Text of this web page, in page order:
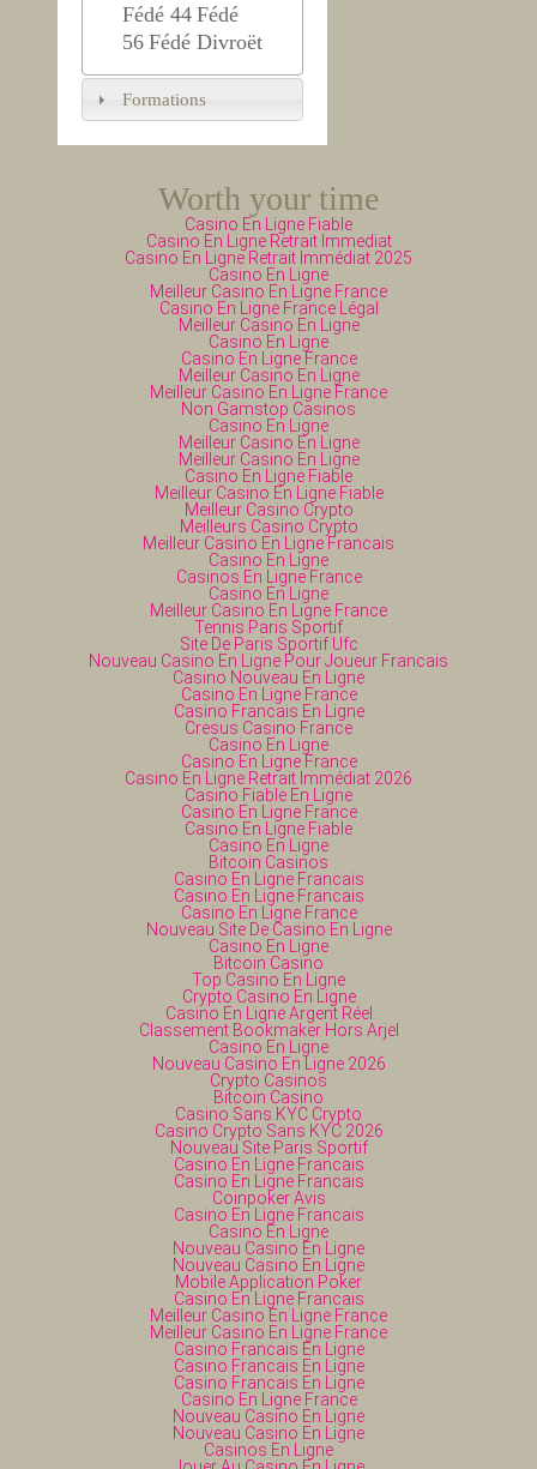
Fédé 44 Fédé
56 Fédé Divroët
Formations
Worth your time
Casino En Ligne Fiable
Casino En Ligne Retrait Immediat
Casino En Ligne Retrait Immédiat 2025
Casino En Ligne
Meilleur Casino En Ligne France
Casino En Ligne France Légal
Meilleur Casino En Ligne
Casino En Ligne
Casino En Ligne France
Meilleur Casino En Ligne
Meilleur Casino En Ligne France
Non Gamstop Casinos
Casino En Ligne
Meilleur Casino En Ligne
Meilleur Casino En Ligne
Casino En Ligne Fiable
Meilleur Casino En Ligne Fiable
Meilleur Casino Crypto
Meilleurs Casino Crypto
Meilleur Casino En Ligne Francais
Casino En Ligne
Casinos En Ligne France
Casino En Ligne
Meilleur Casino En Ligne France
Tennis Paris Sportif
Site De Paris Sportif Ufc
Nouveau Casino En Ligne Pour Joueur Francais
Casino Nouveau En Ligne
Casino En Ligne France
Casino Francais En Ligne
Cresus Casino France
Casino En Ligne
Casino En Ligne France
Casino En Ligne Retrait Immédiat 2026
Casino Fiable En Ligne
Casino En Ligne France
Casino En Ligne Fiable
Casino En Ligne
Bitcoin Casinos
Casino En Ligne Francais
Casino En Ligne Francais
Casino En Ligne France
Nouveau Site De Casino En Ligne
Casino En Ligne
Bitcoin Casino
Top Casino En Ligne
Crypto Casino En Ligne
Casino En Ligne Argent Réel
Classement Bookmaker Hors Arjel
Casino En Ligne
Nouveau Casino En Ligne 2026
Crypto Casinos
Bitcoin Casino
Casino Sans KYC Crypto
Casino Crypto Sans KYC 2026
Nouveau Site Paris Sportif
Casino En Ligne Francais
Casino En Ligne Francais
Coinpoker Avis
Casino En Ligne Francais
Casino En Ligne
Nouveau Casino En Ligne
Nouveau Casino En Ligne
Mobile Application Poker
Casino En Ligne Francais
Meilleur Casino En Ligne France
Meilleur Casino En Ligne France
Casino Francais En Ligne
Casino Francais En Ligne
Casino Francais En Ligne
Casino En Ligne France
Nouveau Casino En Ligne
Nouveau Casino En Ligne
Casinos En Ligne